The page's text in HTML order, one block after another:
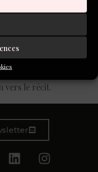
extravagant,
» est porté par
vers le récit.